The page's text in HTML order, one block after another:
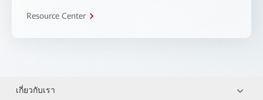
Resource Center
เกี่ยวกับเรา